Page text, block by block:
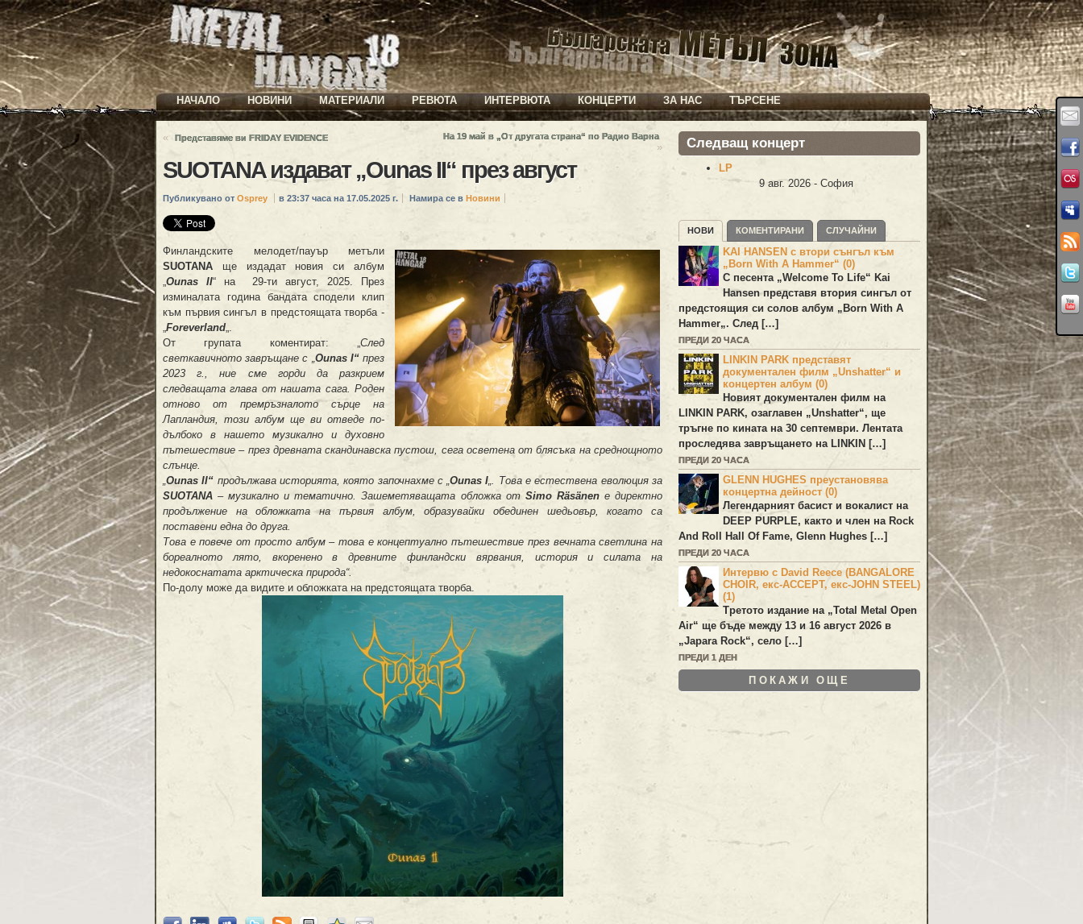
НАЧАЛО НОВИНИ МАТЕРИАЛИ РЕВЮТА ИНТЕРВЮТА КОНЦЕРТИ ЗА НАС ТЪРСЕНЕ
« Представяме ви FRIDAY EVIDENCE На 19 май в „От другата страна“ по Радио Варна
»
SUOTANA издават „Ounas II“ през август
Публикувано от Osprey в 23:37 часа на 17.05.2025 г. Намира се в Новини
Финландските мелодет/пауър метъли
SUOTANA ще издадат новия си албум
Ounas II“ на 29-ти август, 2025. През
изминалата година бандата сподели клип
към първия сингъл в предстоящата творба -
Foreverland
От групата коментират: „ След
светкавичното завръщане с „ Ounas I“през
2023 г., ние сме горди да разкрием
следващата глава от нашата сага. Роден
отново от премръзналото сърце на
Лапландия, този албум ще ви отведе по-
дълбоко в нашето музикално и духовно
пътешествие – през древната скандинавска пустош, сега осветена от блясъка на среднощното
слънце.
Ounas II“ продължава историята, която започнахме с „Ounas I „. Това е естествена еволюция за
SUOTANA – музикално и тематично. Зашеметяващата обложка от Simo Räsänenе директно
продължение на обложката на първия албум, образувайки обединен шедьовър, когато са
поставени една до друга.
Това е повече от просто албум – това е концептуално пътешествие през вечната светлина на
бореалното лято, вкоренено в древните финландски вярвания, история и силата на
недокоснатата арктическа природа“.
По-долу може да видите и обложката на предстоящата творба.
Следващ концерт
LP
9 авг. 2026 - София
НОВИ КОМЕНТИРАНИ СЛУЧАЙНИ
KAI HANSEN с втори сънгъл към
„Born With A Hammer“ (0)
С песента „Welcome To Life“ Kai
Hansenпредставя втория сингъл от
предстоящия си солов албум „ Born With A
Hammer„. След […]
ПРЕДИ 20 ЧАСА
LINKIN PARK представят
документален филм „Unshatter“ и
концертен албум (0)
Новият документален филм на
LINKIN PARK, озаглавен „Unshatter“, ще
тръгне по кината на 30 септември. Лентата
проследява завръщането наLINKIN […]
ПРЕДИ 20 ЧАСА
GLENN HUGHES преустановява
концертна дейност (0)
Легендарният басист и вокалист на
DEEP PURPLE, както и член на Rock
And Roll Hall Of Fame, Glenn Hughes […]
ПРЕДИ 20 ЧАСА
Интервю с David Reece (BANGALORE
CHOIR, екс-ACCEPT, екс-JOHN STEEL)
(1)
Третото издание на „Total Metal Open
Air“ ще бъде между 13 и 16 август 2026 в
„Japara Rock“, село […]
ПРЕДИ 1 ДЕН
ПОКАЖИ ОЩЕ